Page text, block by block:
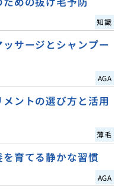
知識
サージとシャンプー
AGA
ントの選び方と活用
薄毛
育てる静かな習慣
AGA